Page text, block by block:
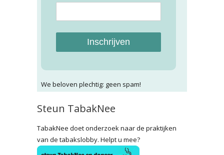
Inschrijven
We beloven plechtig: geen spam!
Steun TabakNee
TabakNee doet onderzoek naar de praktijken
van de tabakslobby. Helpt u mee?